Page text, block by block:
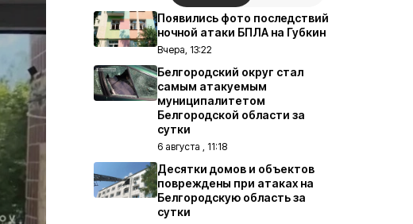
Появились фото последствий
ночной атаки БПЛА на Губкин
Вчера, 13:22
Белгородский округ стал
самым атакуемым
муниципалитетом
Белгородской области за
сутки
6 августа , 11:18
Десятки домов и объектов
повреждены при атаках на
Белгородскую область за
сутки